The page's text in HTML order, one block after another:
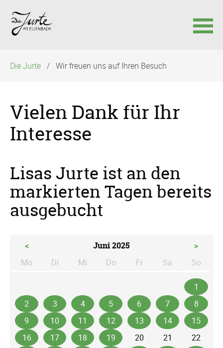
überspringen
Die Jurte Wir freuen uns auf Ihren Besuch
Vielen Dank für Ihr
Interesse
Lisas Jurte ist an den
markierten Tagen bereits
ausgebucht
< Juni 2025
>
Mo
Di enstagMi ttwochDo nnerstag
Fr Sa mstagSo
1
2
3 4 5 6 7
8
9
10 11 12 13 14
15
16
17 18 19 20 21
22